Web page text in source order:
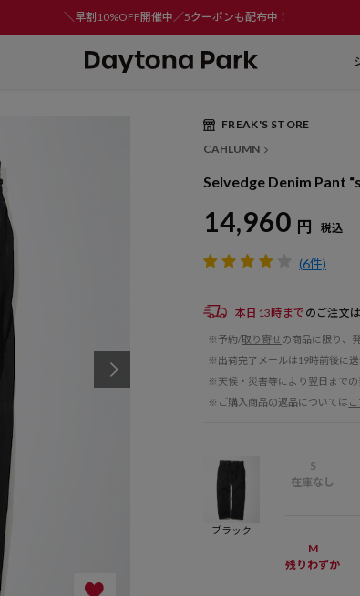
＼早割10%OFF開催中／5クーポンも配布中！
FREAK'S STORE
CAHLUMN
Selvedge Denim Pant
14,960 円 税込
(6件)
本日13時まで のご注文
※予約/取り寄せの商品に限り、
※出荷完了メールは19時前後に
※天候・災害等により翌日までの
※ご購入商品の返品については
ブラック
S
在庫なし
M
残りわずか